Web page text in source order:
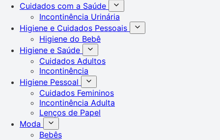
Cuidados com a Saúde
Incontinência Urinária
Higiene e Cuidados Pessoais
Higiene do Bebê
Higiene e Saúde
Cuidados Adultos
Incontinência
Higiene Pessoal
Cuidados Femininos
Incontinência Adulta
Lenços de Papel
Moda
Bebês